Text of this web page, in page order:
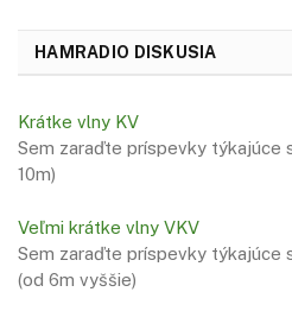
HAMRADIO DISKUSIA
Krátke vlny KV
Sem zaraďte príspevky týkajúce
10m)
Veľmi krátke vlny VKV
Sem zaraďte príspevky týkajúce
(od 6m vyššie)